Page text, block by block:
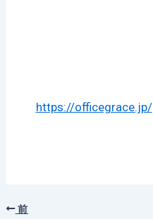
https://officegrace.jp/
前